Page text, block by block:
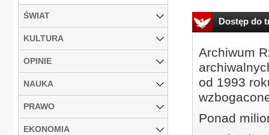
Dostęp do
Archiwum
od 1993
Ponad
ŚWIAT
KULTURA
OPINIE
NAUKA
PRAWO
EKONOMIA